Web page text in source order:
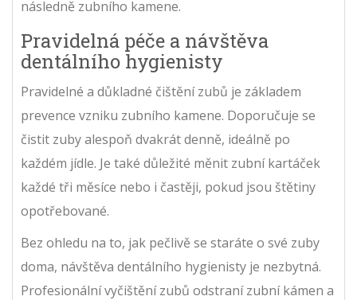
následně zubního kamene.
Pravidelná péče a návštěva
dentálního hygienisty
Pravidelné a důkladné čištění zubů je základem
prevence vzniku zubního kamene. Doporučuje se
čistit zuby alespoň dvakrát denně, ideálně po
každém jídle. Je také důležité měnit zubní kartáček
každé tři měsíce nebo i častěji, pokud jsou štětiny
opotřebované.
Bez ohledu na to, jak pečlivě se staráte o své zuby
doma, návštěva dentálního hygienisty je nezbytná.
Profesionální vyčištění zubů odstraní zubní kámen a